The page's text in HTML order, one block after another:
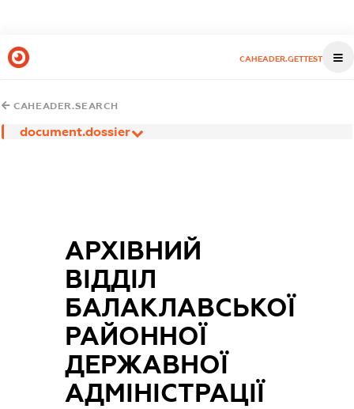
CAHEADER.GETTEST
CAHEADER.SEARCH
document.dossier
АРХІВНИЙ
ВІДДІЛ
БАЛАКЛАВСЬКОЇ
РАЙОННОЇ
ДЕРЖАВНОЇ
АДМІНІСТРАЦІЇ